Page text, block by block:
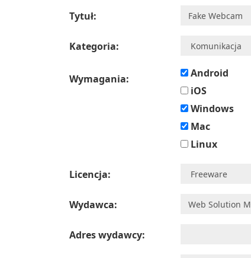
Tytuł:
Kategoria:
Wymagania:
Android
iOS
Windows
Mac
Linux
Licencja:
Wydawca:
Adres wydawcy: